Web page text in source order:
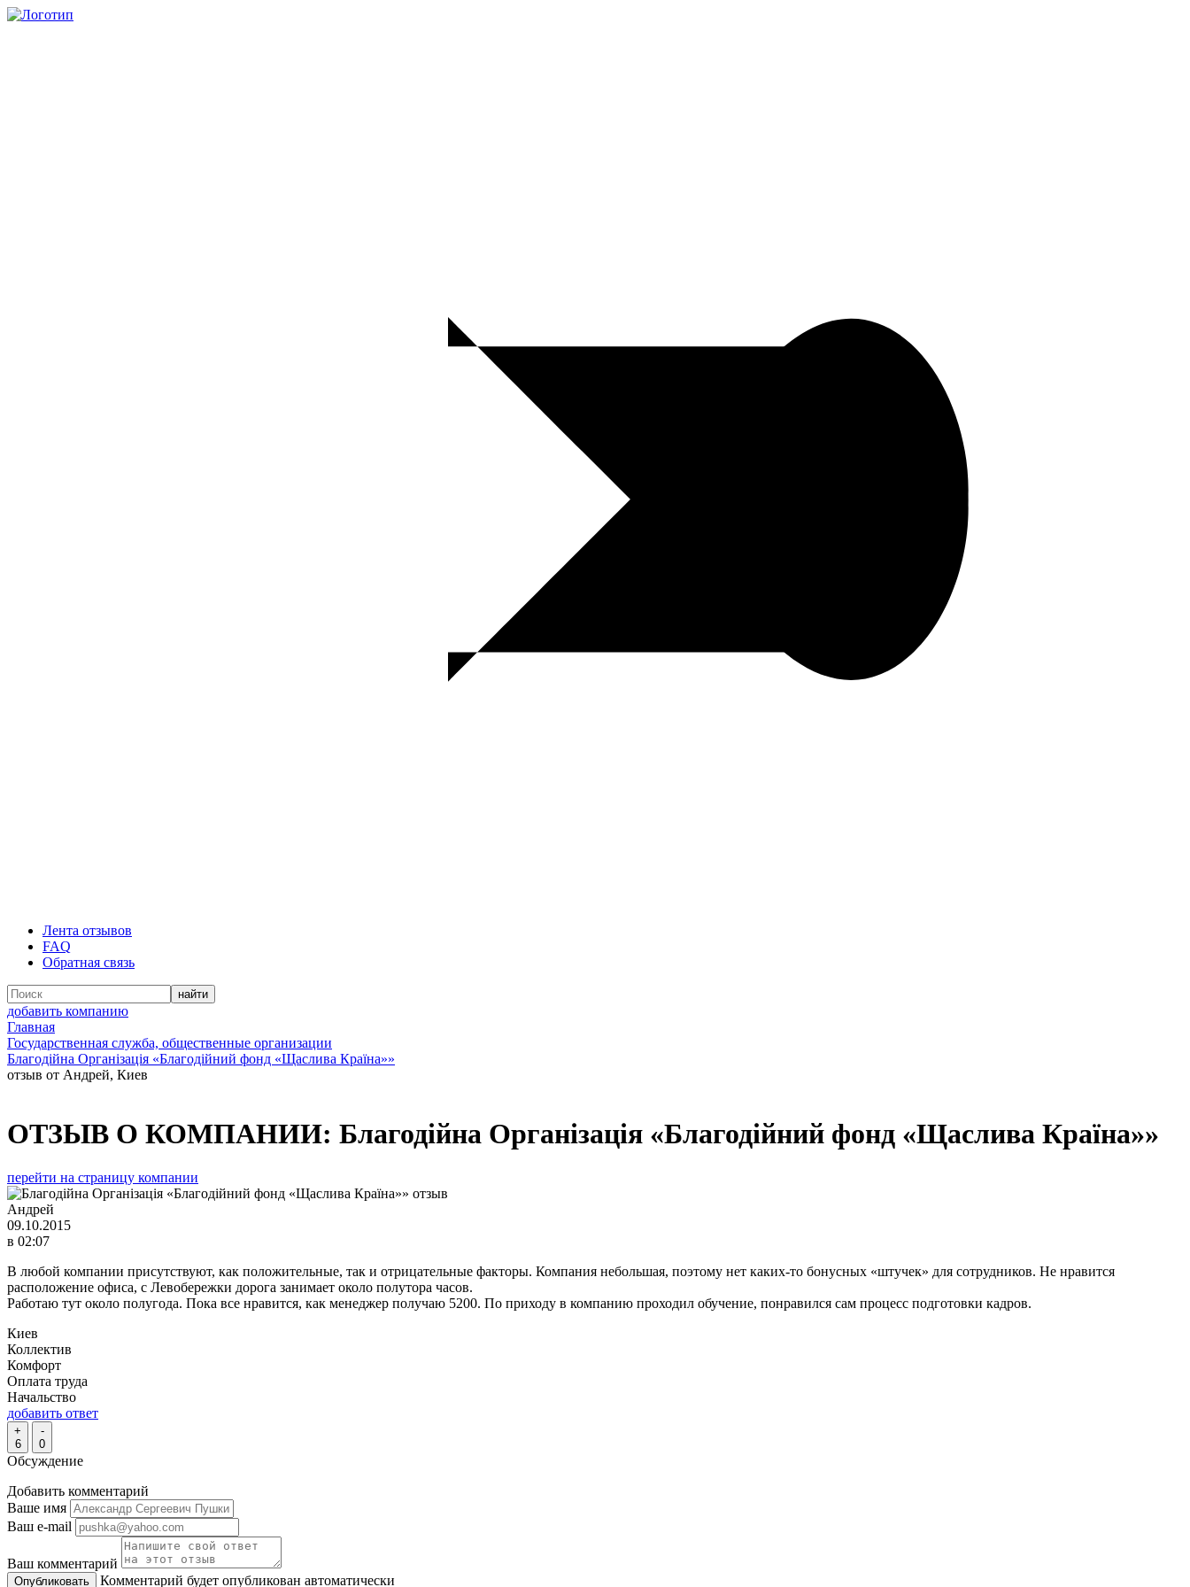
Лента отзывов
FAQ
Обратная связь
добавить компанию
Главная
Государственная служба, общественные организации
Благодійна Організація «Благодійний фонд «Щаслива Країна»»
отзыв от Андрей, Киев
ОТЗЫВ О КОМПАНИИ: Благодійна Організація «Благодійний фонд «Щаслива Країна»»
перейти на страницу компании
Андрей
09.10.2015
в 02:07
В любой компании присутствуют, как положительные, так и отрицательные факторы. Компания небольшая, поэтому нет каких-то бонусных «штучек» для сотрудников. Не нравится
расположение офиса, с Левобережки дорога занимает около полутора часов.
Работаю тут около полугода. Пока все нравится, как менеджер получаю 5200. По приходу в компанию проходил обучение, понравился сам процесс подготовки кадров.
Киев
Коллектив
Комфорт
Оплата труда
Начальство
добавить ответ
+
6
-
0
Обсуждение
Добавить комментарий
Ваше имя
Ваш e-mail
Ваш комментарий
Комментарий будет опубликован автоматически